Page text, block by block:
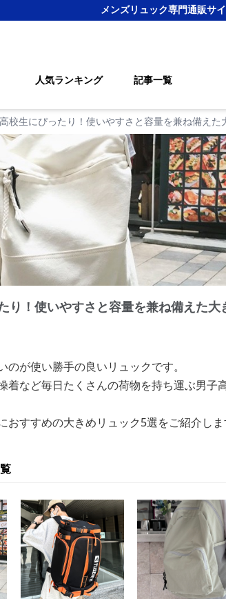
メンズリュック専門通販サ
人気ランキング 記事一覧
校生にぴったり！使いやすさと容量を兼ね備えた
り！使いやすさと容量を兼ね備えた
のが使い勝手の良いリュックです。
着など毎日たくさんの荷物を持ち運ぶ男
おすすめの大きめリュック5選をご紹介しま